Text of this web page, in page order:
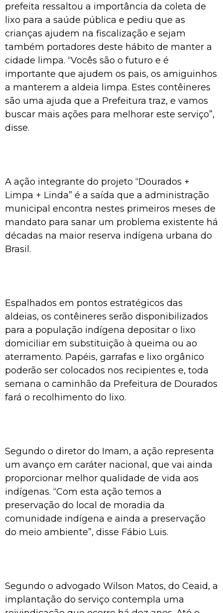
prefeita ressaltou a importância da coleta de
lixo para a saúde pública e pediu que as
crianças ajudem na fiscalização e sejam
também portadores deste hábito de manter a
cidade limpa. “Vocês são o futuro e é
importante que ajudem os pais, os amiguinhos
a manterem a aldeia limpa. Estes contêineres
são uma ajuda que a Prefeitura traz, e vamos
buscar mais ações para melhorar este serviço”,
disse.
A ação integrante do projeto “Dourados +
Limpa + Linda” é a saída que a administração
municipal encontra nestes primeiros meses de
mandato para sanar um problema existente há
décadas na maior reserva indígena urbana do
Brasil.
Espalhados em pontos estratégicos das
aldeias, os contêineres serão disponibilizados
para a população indígena depositar o lixo
domiciliar em substituição à queima ou ao
aterramento. Papéis, garrafas e lixo orgânico
poderão ser colocados nos recipientes e, toda
semana o caminhão da Prefeitura de Dourados
fará o recolhimento do lixo.
Segundo o diretor do Imam, a ação representa
um avanço em caráter nacional, que vai ainda
proporcionar melhor qualidade de vida aos
indígenas. “Com esta ação temos a
preservação do local de moradia da
comunidade indígena e ainda a preservação
do meio ambiente”, disse Fábio Luis.
Segundo o advogado Wilson Matos, do Ceaid, a
implantação do serviço contempla uma